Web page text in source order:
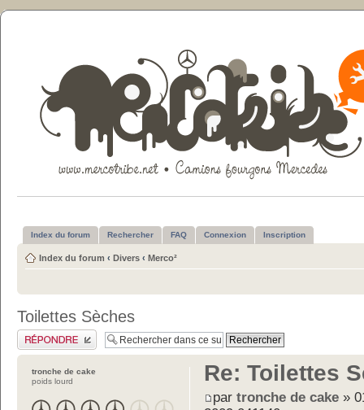
Index du forum Rechercher FAQ Connexion Inscription
Index du forum ‹ Divers ‹ Merco²
Toilettes Sèches
Publier une réponse
Re: Toilettes
partronche de cake »
tronche de cake
poids lourd